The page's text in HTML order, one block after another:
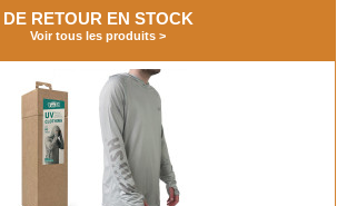
DE RETOUR EN STOCK
Voir tous les produits
NOUVEAUTÉ